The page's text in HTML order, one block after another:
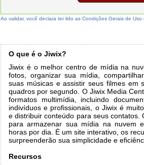
Ao validar, você declara ter lido as Condições Gerais de
O que é o Jiwix?
Jiwix é o melhor centro de mídia na
fotos, organizar sua mídia,
suas músicas e assistir seus filmes em
quadros por segundo. O Jiwix Media
formatos multimídia, incluindo
indivíduos e profissionais, o Jiwix é
e distribuir conteúdo para seus contatos.
para armazenar sua mídia na nuvem
horas por dia. É um site interativo, os
surpreenderão sua simplicidade e
Recursos